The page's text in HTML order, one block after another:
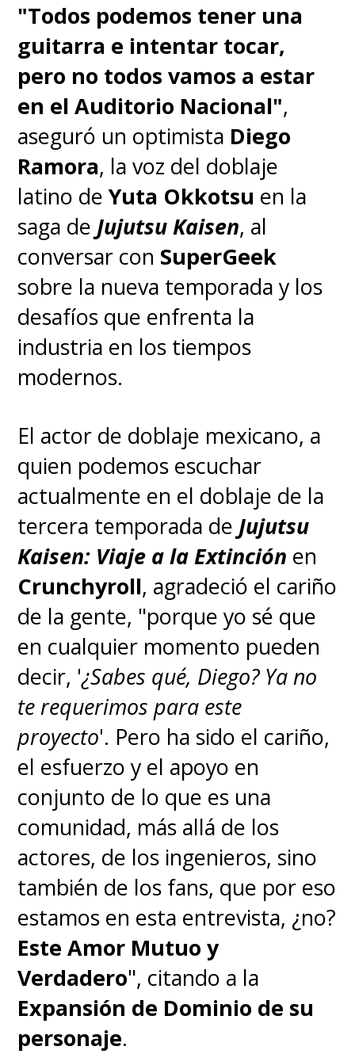
Chainsaw Mannos presenta
aDenji, un tipo miserable que
carga con una deuda
astronómica y que haría
cualquier cosa por dinero…
incluso cazar demonios junto
a su mascota Pochita,
un demonio motosierra. Su
vida cambiará para siempre al
sufriruna sangrienta traición
lo que lo llevará a transformarse
en alguien completamente
dentro de él.
Su adaptación al anime llegó
a todos los territorios fuera
de Japón, incluyendo
Latinoamérica, gracias a
Crunchyroll, luego de que el
streaming de Sony adquiriera los
derechos de transmisión del
anime.Ya podemos encontrar
todos los episodios de la serie
en su catálogo.
"Todos podemos tener una
guitarra e intentar tocar,
pero no todos vamos a estar
en el Auditorio Nacional",
aseguró un optimista Diego
Ramora, la voz del doblaje
latino deYuta Okkotsu en la
saga de Jujutsu Kaisen, al
conversar con SuperGeek
sobre la nueva temporada y los
desafíos que enfrenta la
industria en los tiempos
modernos.
El actor de doblaje mexicano, a
quien podemos escuchar
actualmente en el doblaje de la
tercera temporada de Jujutsu
Kaisen: Viaje a la Extinción en
Crunchyroll, agradeció el cariño
de la gente, "porque yo sé que
en cualquier momento pueden
decir, '¿Sabes qué, Diego? Ya no
te requerimos para este
proyecto'. Pero ha sido el cariño,
el esfuerzo y el apoyo en
conjunto de lo que es una
comunidad, más allá de los
actores, de los ingenieros, sino
también de los fans, que por eso
estamos en esta entrevista, ¿no?
Este Amor Mutuo y
Verdadero", citando a la
Expansión de Dominio de su
personaje.